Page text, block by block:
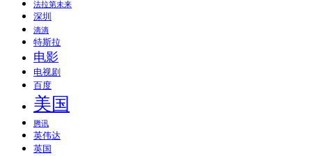
法拉第未来
深圳
滴滴
特斯拉
电影
电视剧
百度
美国
腾讯
英伟达
英国